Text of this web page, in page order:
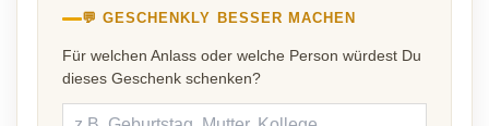
💬 GESCHENKLY BESSER MACHEN
Für welchen Anlass oder welche Person würdest Du
dieses Geschenk schenken?